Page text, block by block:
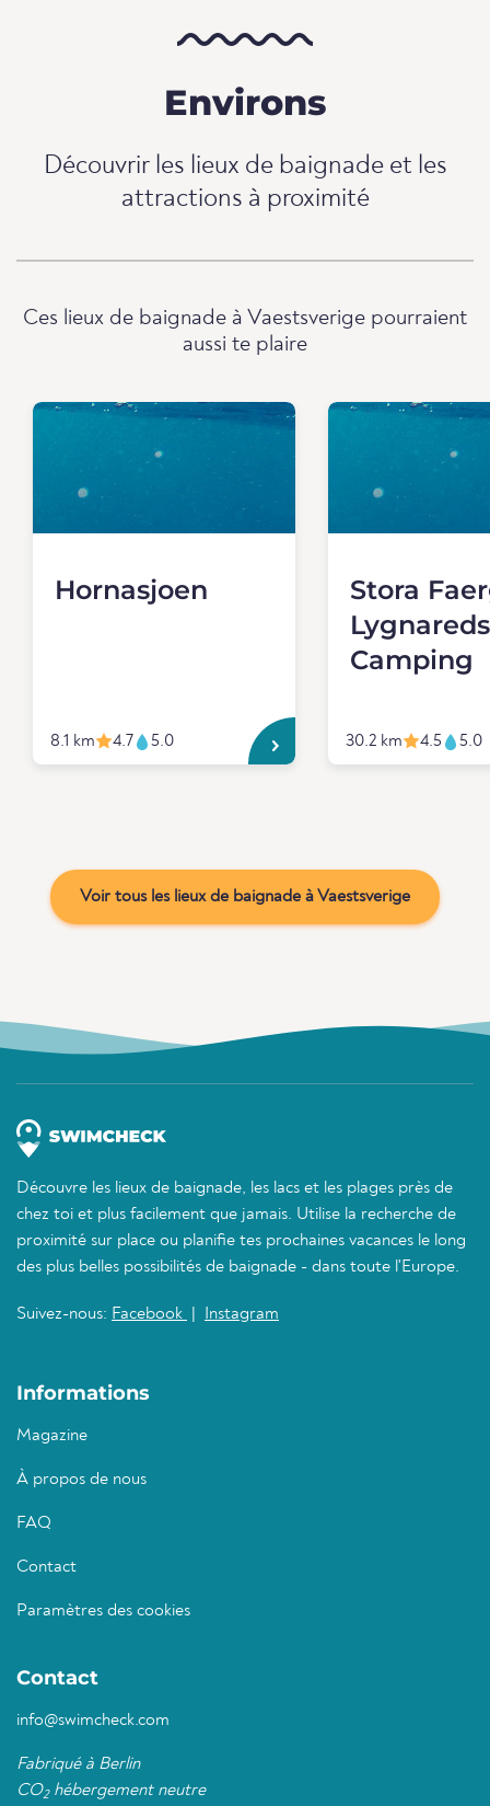
Environs
Découvrir les lieux de baignade et les
attractions à proximité
Ces lieux de baignade à Vaestsverige pourraient
aussi te plaire
Hornasjoen
8.1 km 4.7 5.0
Stora
Lygnareds
Camping
30.2 km 4.5 5.0
Voir tous les lieux de baignade à Vaestsverige
Découvre les lieux de baignade, les lacs et les plages près de
chez toi et plus facilement que jamais. Utilise la recherche de
proximité sur place ou planifie tes prochaines vacances le long
des plus belles possibilités de baignade - dans toute l'Europe.
Suivez-nous: Facebook Instagram
Informations
Magazine
À propos de nous
FAQ
Contact
Paramètres des cookies
Contact
info@swimcheck.com
Fabriqué à Berlin
CO2hébergement neutre